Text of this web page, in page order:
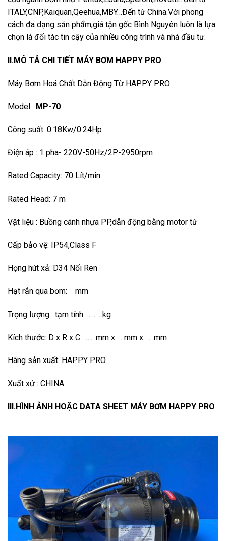
ITALY,CNP,Kaiquan,Qeehua,MBY…Đến từ China.Với phong
cách đa dạng sản phẩm,giá tận gốc Bình Nguyên luôn là lựa
chọn là đối tác tin cậy của nhiều công trình và nhà đầu tư.
II.MÔ TẢ CHI TIẾT MÁY BƠM HAPPY PRO
Máy Bơm Hoá Chất Dẫn Động Từ HAPPY PRO
Model : MP-70
Công suất: 0.18Kw/0.24Hp
Điện áp : 1 pha- 220V-50Hz/2P-2950rpm
Rated Capacity: 70 Lít/min
Rated Head: 7 m
Vật liệu : Buồng cánh nhựa PP,dẫn động bằng motor từ
Cấp bảo vệ: IP54,Class F
Họng hút xả: D34 Nối Ren
Hạt rắn qua bơm: mm
Trọng lượng : tạm tính ……… kg
Kích thước: D x R x C : ….. mm x … mm x …. mm
Hãng sản xuất: HAPPY PRO
Xuất xứ : CHINA
III.HÌNH ẢNH HOẶC DATA SHEET MÁY BƠM HAPPY PRO